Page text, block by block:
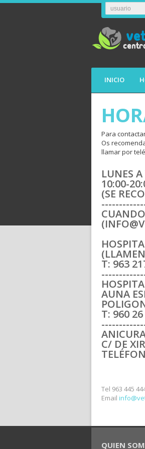
INICIO
Para
Os
llamar por
LUNES A
10:00-
(SE
T: 963
AUNA
T: 960
C/ DE
Tel 963 445
Email
QUIEN